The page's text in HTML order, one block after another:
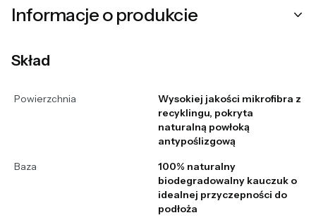
Informacje o produkcie
Skład
Powierzchnia
Wysokiej jakości mikrofibra z
recyklingu, pokryta
naturalną powłoką
antypoślizgową
Baza
100% naturalny
biodegradowalny kauczuk o
idealnej przyczepności do
podłoża